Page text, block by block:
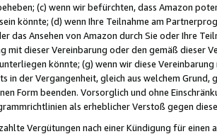
(c) wenn wir befürchten, dass Amazon
könnte; (d) wenn Ihre Teilnahme am
das Ansehen von Amazon durch Sie oder Ihre
mit dieser Vereinbarung oder den gemäß
könnte; (g) wenn wir diese
in der Vergangenheit, gleich aus welchem
Form beenden. Vorsorglich und ohne
als erheblicher Verstoß gegen
Vergütungen nach einer Kündigung für